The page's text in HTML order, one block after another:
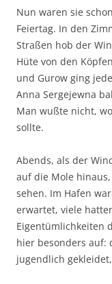
Nun waren sie
Feiertag. In den
Straßen hob der
Hüte von den
und Gurow ging
Anna Sergejewna
Man wußte nicht,
sollte.
Abends, als der
auf die Mole
sehen. Im Hafen
erwartet, viele
Eigentümlichkeiten
hier besonders auf:
jugendlich